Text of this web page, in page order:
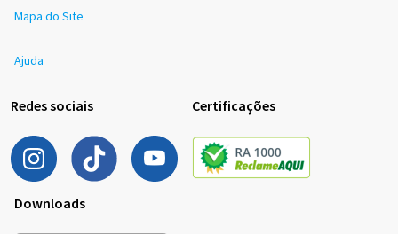
Mapa do Site
Ajuda
Redes sociais Certificações
Downloads